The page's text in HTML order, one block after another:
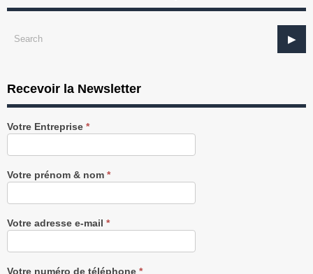
Recevoir la Newsletter
Recevez
notre
gratuitement
Votre Entreprise *
Votre prénom & nom *
Votre adresse e-mail *
Votre numéro de téléphone *